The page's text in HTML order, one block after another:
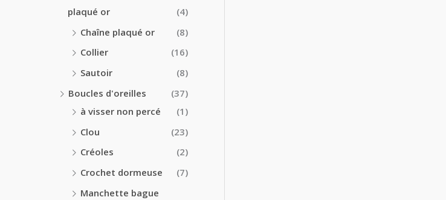
plaqué or
(4)
Chaîne plaqué or
(8)
Collier
(16)
Sautoir
(8)
Boucles d'oreilles
(37)
à visser non percé
(1)
Clou
(23)
Créoles
(2)
Crochet dormeuse
(7)
Manchette bague